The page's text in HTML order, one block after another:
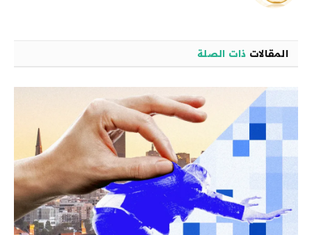
المقالات ذات الصلة